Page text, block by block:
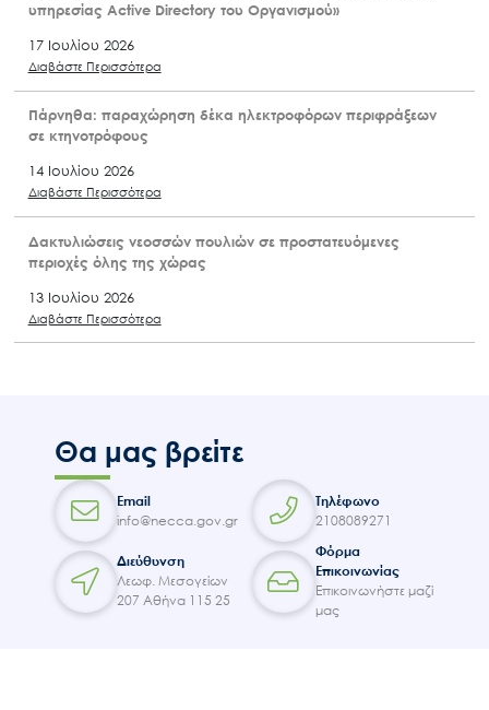
υπηρεσίας Active Directory του Οργανισμού»
17 Ιουλίου 2026
Διαβάστε Περισσότερα
Πάρνηθα: παραχώρηση δέκα ηλεκτροφόρων περιφράξεων
σε κτηνοτρόφους
14 Ιουλίου 2026
Διαβάστε Περισσότερα
Δακτυλιώσεις νεοσσών πουλιών σε προστατευόμενες
περιοχές όλης της χώρας
13 Ιουλίου 2026
Διαβάστε Περισσότερα
Θα μας βρείτε
Email
info@necca.gov.gr
Τηλέφωνο
2108089271
Διεύθυνση
Λεωφ. Μεσογείων
207 Αθήνα 115 25
Φόρμα
Επικοινωνίας
Επικοινωνήστε μαζί
μας